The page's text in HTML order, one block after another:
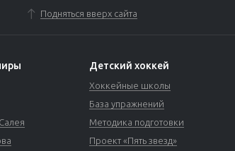
Подняться вверх сайта
Детский хоккей
Хоккейные школы
База упражнений
Методика подготовки
Проект «Пять звезд»